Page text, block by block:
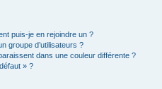
puis-je en rejoindre un ?
groupe d’utilisateurs ?
dans une couleur différente ?
» ?